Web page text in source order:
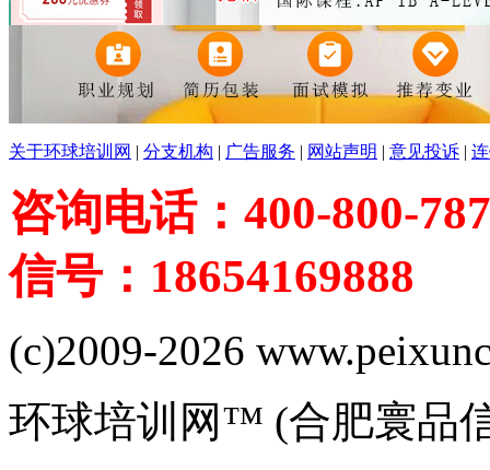
关于环球培训网 | 分支机构 | 广告服务 | 网站声明 | 意见投诉 |
咨询电话：400-800-
信号：18654169888
(c)2009-2026
环球培训网™ (合肥寰品